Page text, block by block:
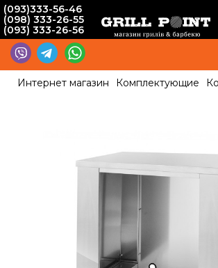
(093)333-56-46
(098) 333-26-55
(093) 333-26-56
Интернет магазин Комплектующие